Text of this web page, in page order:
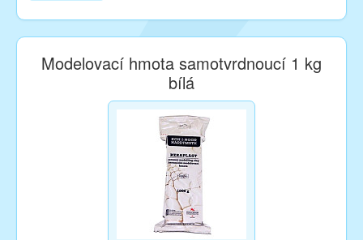
Modelovací hmota samotvrdnoucí 1 kg
bílá